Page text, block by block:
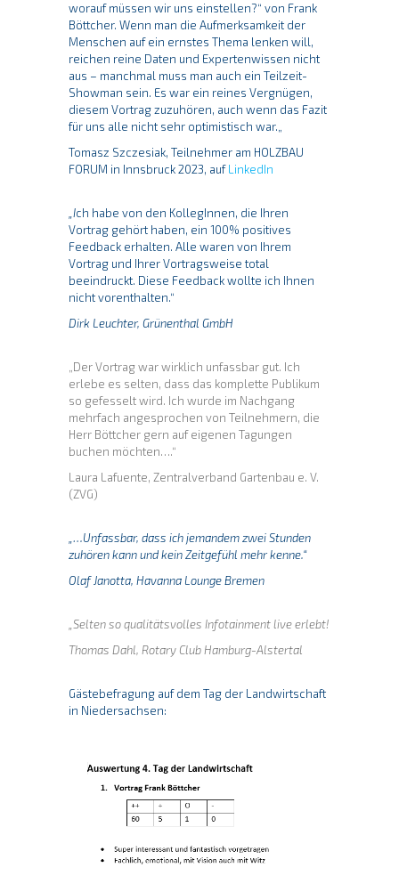
worauf müssen wir uns einstellen?“ von Frank
Böttcher. Wenn man die Aufmerksamkeit der
Menschen auf ein ernstes Thema lenken will,
reichen reine Daten und Expertenwissen nicht
aus – manchmal muss man auch ein Teilzeit-
Showman sein. Es war ein reines Vergnügen,
diesem Vortrag zuzuhören, auch wenn das Fazit
für uns alle nicht sehr optimistisch war.„
Tomasz Szczesiak, Teilnehmer am HOLZBAU
FORUM in Innsbruck 2023, aufLinkedIn
„Ich habe von den KollegInnen, die Ihren
Vortrag gehört haben, ein 100% positives
Feedback erhalten. Alle waren von Ihrem
Vortrag und Ihrer Vortragsweise total
beeindruckt. Diese Feedback wollte ich Ihnen
nicht vorenthalten.“
Dirk Leuchter, Grünenthal GmbH
„Der Vortrag war wirklich unfassbar gut. Ich
erlebe es selten, dass das komplette Publikum
so gefesselt wird. Ich wurde im Nachgang
mehrfach angesprochen von Teilnehmern, die
Herr Böttcher gern auf eigenen Tagungen
buchen möchten….“
Laura Lafuente, Zentralverband Gartenbau e. V.
(ZVG)
„…Unfassbar, dass ich jemandem zwei Stunden
zuhören kann und kein Zeitgefühl mehr kenne.“
Olaf Janotta, Havanna Lounge Bremen
„Selten so qualitätsvolles Infotainment live erlebt!
Thomas Dahl, Rotary Club Hamburg-Alstertal
Gästebefragung auf dem Tag der Landwirtschaft
in Niedersachsen: